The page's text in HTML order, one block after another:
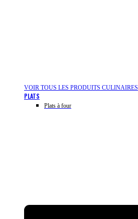
VOIR TOUS LES PRODUITS CULINAIRES
PLATS
Plats à four